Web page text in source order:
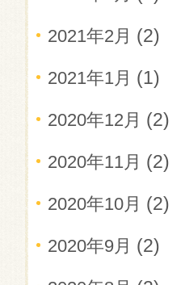
2021年2月 (2)
2021年1月 (1)
2020年12月 (2)
2020年11月 (2)
2020年10月 (2)
2020年9月 (2)